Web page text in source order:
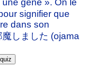
gêne ». On le
signifier que
dans son
しました (ojama